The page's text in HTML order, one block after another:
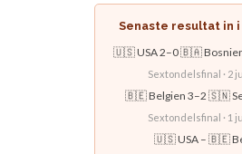
Senaste resultat in
🇺🇸 USA 2–0 🇧🇦
Sextondelsfinal · 2
🇧🇪 Belgien 3–2 🇸🇳
Sextondelsfinal · 1
🇺🇸 USA – 🇧🇪